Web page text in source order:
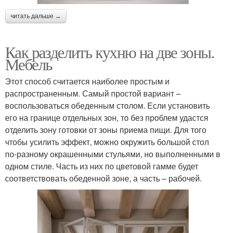
читать дальше →
Как разделить кухню на две зоны.
Мебель
Этот способ считается наиболее простым и
распространенным. Самый простой вариант –
воспользоваться обеденным столом. Если установить
его на границе отдельных зон, то без проблем удастся
отделить зону готовки от зоны приема пищи. Для того
чтобы усилить эффект, можно окружить большой стол
по-разному окрашенными стульями, но выполненными в
одном стиле. Часть из них по цветовой гамме будет
соответствовать обеденной зоне, а часть – рабочей.